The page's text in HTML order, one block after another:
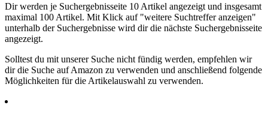
Dir werden je Suchergebnisseite 10 Artikel angezeigt und insgesamt
maximal 100 Artikel. Mit Klick auf "weitere Suchtreffer anzeigen"
unterhalb der Suchergebnisse wird dir die nächste Suchergebnisseite
angezeigt.
Solltest du mit unserer Suche nicht fündig werden, empfehlen wir
dir die Suche auf Amazon zu verwenden und anschließend folgende
Möglichkeiten für die Artikelauswahl zu verwenden.